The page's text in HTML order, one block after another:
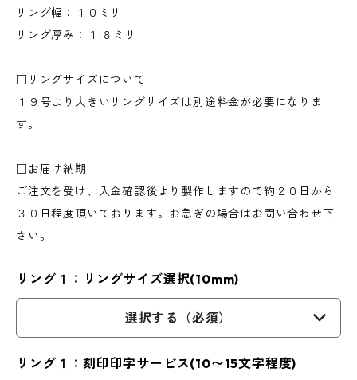
リング幅：１０ミリ
リング厚み：１.８ミリ
□リングサイズについて
１９号より大きいリングサイズは別途料金が必要になりま
す。
□お届け納期
ご注文を受け、入金確認後より製作しますので約２０日から
３０日程度頂いております。お急ぎの場合はお問い合わせ下
さい。
リング１：リングサイズ選択(10mm)
選択する（必須）
リング１：刻印印字サービス(10〜15文字程度)